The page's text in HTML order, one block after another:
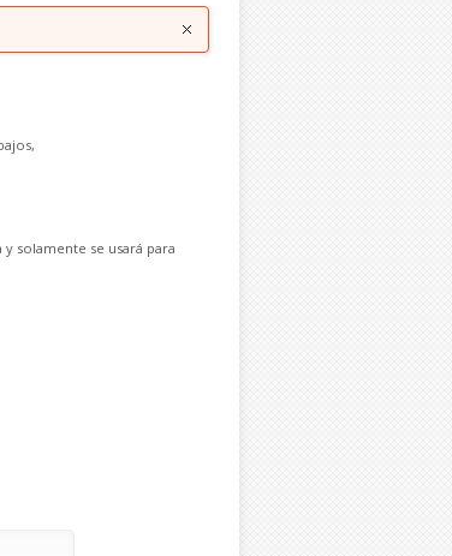
solamente se usará para